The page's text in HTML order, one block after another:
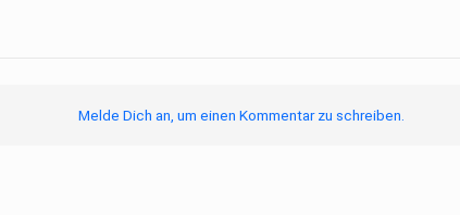
Melde Dich an, um einen Kommentar zu schreiben.